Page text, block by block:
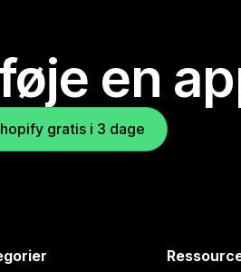
en
gratis i 3 dage